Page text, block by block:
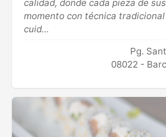
calidad, donde cada pieza de
momento con técnica
cuid...
Pg.
08022 -